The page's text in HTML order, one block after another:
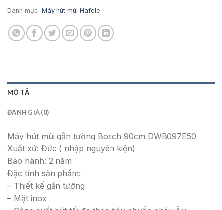
Danh mục: Máy hút mùi Hafele
MÔ TẢ
ĐÁNH GIÁ (0)
Máy hút mùi gắn tường Bosch 90cm DWB097E50
Xuất xứ: Đức ( nhập nguyên kiện)
Bảo hành: 2 năm
Đặc tính sản phẩm:
– Thiết kế gắn tường
– Mặt inox